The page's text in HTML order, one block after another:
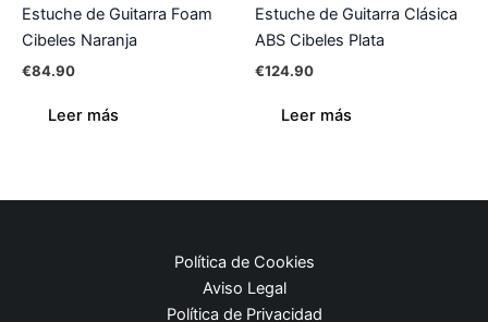
Estuche de Guitarra Foam
Cibeles Naranja
€84.90
Leer más
Estuche de Guitarra Clásica
ABS Cibeles Plata
€124.90
Leer más
Política de Cookies
Aviso Legal
Política de Privacidad